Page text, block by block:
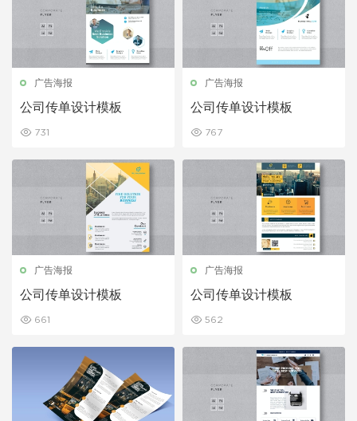
广告海报
公司传单设计模板
731
广告海报
公司传单设计模板
767
广告海报
公司传单设计模板
661
广告海报
公司传单设计模板
562